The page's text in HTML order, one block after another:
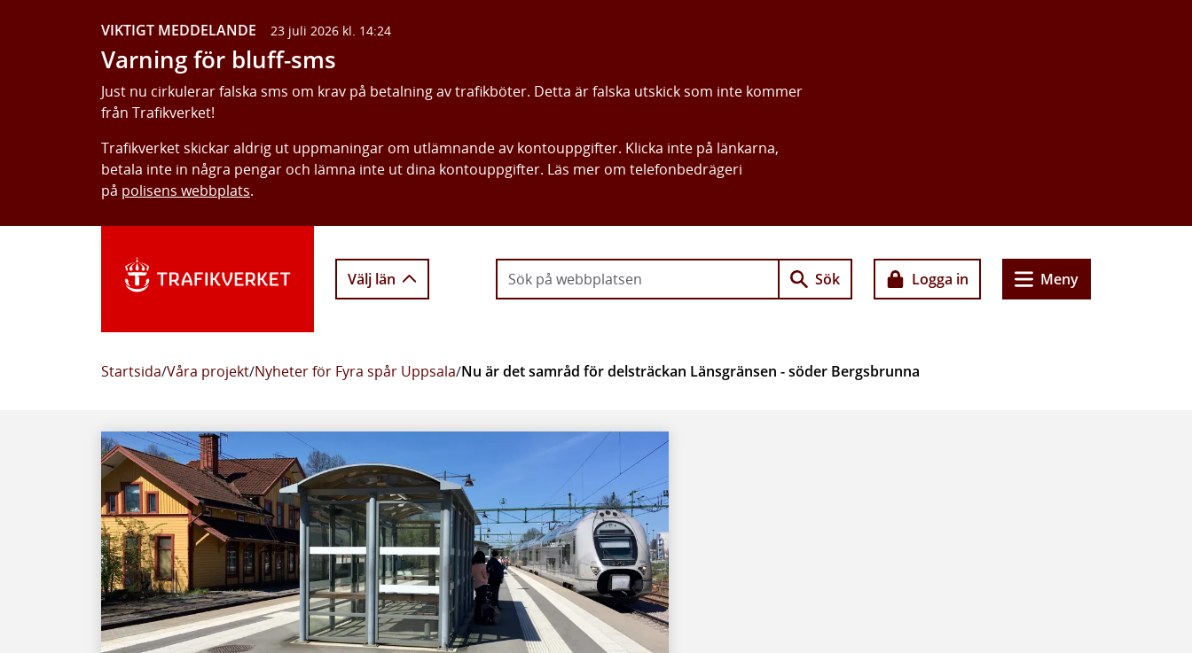
VIKTIGT MEDDELANDE 23 juli 2026 kl. 14:24
Varning för bluff-sms
Just nu cirkulerar falska sms om krav på betalning av trafikböter. Detta är falska utskick som inte kommer
från Trafikverket!
Trafikverket skickar aldrig ut uppmaningar om utlämnande av kontouppgifter. Klicka inte på länkarna,
betala inte in några pengar och lämna inte ut dina kontouppgifter. Läs mer om telefonbedrägeri
på polisens webbplats.
Välj län Sök Logga in Meny
Startsida/Våra projekt/Nyheter för Fyra spår Uppsala/Nu är det samråd för delsträckan Länsgränsen - söder Bergsbrunna